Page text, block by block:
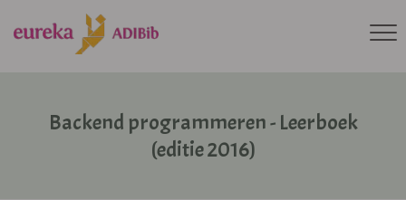
Backend programmeren - Leerboek
(editie 2016)